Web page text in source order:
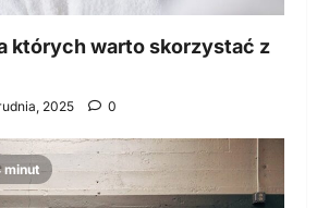
których warto skorzystać z
2025 0
minut